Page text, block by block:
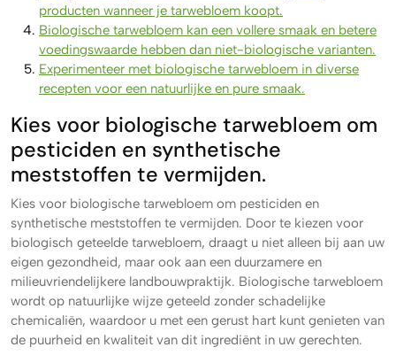
producten wanneer je tarwebloem koopt.
Biologische tarwebloem kan een vollere smaak en betere
voedingswaarde hebben dan niet-biologische varianten.
Experimenteer met biologische tarwebloem in diverse
recepten voor een natuurlijke en pure smaak.
Kies voor biologische tarwebloem om
pesticiden en synthetische
meststoffen te vermijden.
Kies voor biologische tarwebloem om pesticiden en
synthetische meststoffen te vermijden. Door te kiezen voor
biologisch geteelde tarwebloem, draagt u niet alleen bij aan uw
eigen gezondheid, maar ook aan een duurzamere en
milieuvriendelijkere landbouwpraktijk. Biologische tarwebloem
wordt op natuurlijke wijze geteeld zonder schadelijke
chemicaliën, waardoor u met een gerust hart kunt genieten van
de puurheid en kwaliteit van dit ingrediënt in uw gerechten.